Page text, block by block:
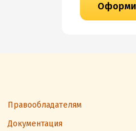
Правообладателям
Документация